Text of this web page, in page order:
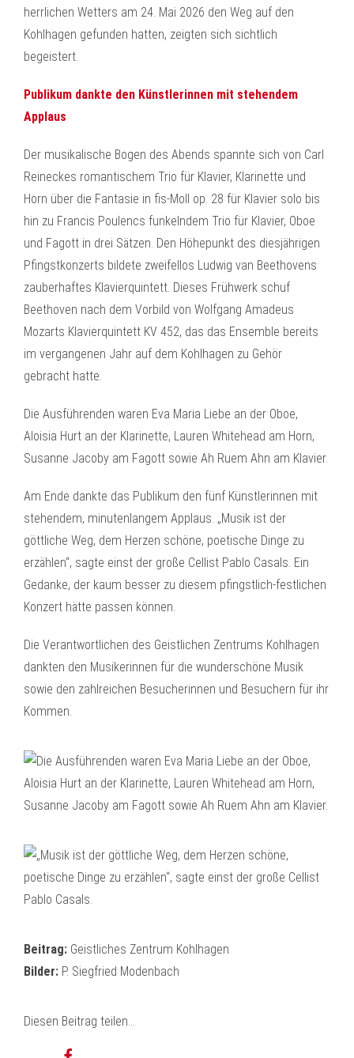
herrlichen Wetters am 24. Mai 2026 den Weg auf den
Kohlhagen gefunden hatten, zeigten sich sichtlich
begeistert.
Publikum dankte den Künstlerinnen mit stehendem
Applaus
Der musikalische Bogen des Abends spannte sich von Carl
Reineckes romantischem Trio für Klavier, Klarinette und
Horn über die Fantasie in fis-Moll op. 28 für Klavier solo bis
hin zu Francis Poulencs funkelndem Trio für Klavier, Oboe
und Fagott in drei Sätzen. Den Höhepunkt des diesjährigen
Pfingstkonzerts bildete zweifellos Ludwig van Beethovens
zauberhaftes Klavierquintett. Dieses Frühwerk schuf
Beethoven nach dem Vorbild von Wolfgang Amadeus
Mozarts Klavierquintett KV 452, das das Ensemble bereits
im vergangenen Jahr auf dem Kohlhagen zu Gehör
gebracht hatte.
Die Ausführenden waren Eva Maria Liebe an der Oboe,
Aloisia Hurt an der Klarinette, Lauren Whitehead am Horn,
Susanne Jacoby am Fagott sowie Ah Ruem Ahn am Klavier.
Am Ende dankte das Publikum den fünf Künstlerinnen mit
stehendem, minutenlangem Applaus. „Musik ist der
göttliche Weg, dem Herzen schöne, poetische Dinge zu
erzählen“, sagte einst der große Cellist Pablo Casals. Ein
Gedanke, der kaum besser zu diesem pfingstlich-festlichen
Konzert hätte passen können.
Die Verantwortlichen des Geistlichen Zentrums Kohlhagen
dankten den Musikerinnen für die wunderschöne Musik
sowie den zahlreichen Besucherinnen und Besuchern für ihr
Kommen.
Beitrag: Geistliches Zentrum Kohlhagen
Bilder: P. Siegfried Modenbach
Diesen Beitrag teilen...